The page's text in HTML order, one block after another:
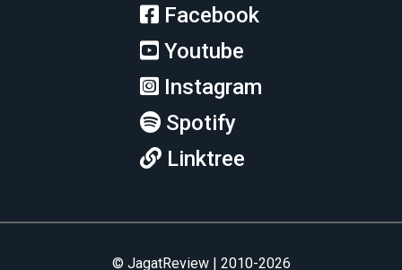
Facebook
Youtube
Instagram
Spotify
Linktree
© JagatReview | 2010-2026